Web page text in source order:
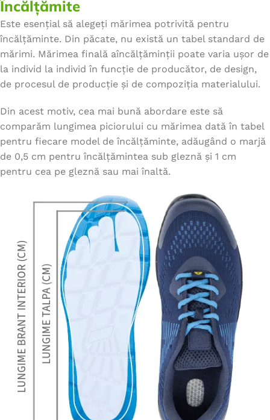
Încălțămite
Este esențial să alegeți mărimea potrivită pentru
încălțăminte. Din păcate, nu există un tabel standard de
mărimi. Mărimea finală aîncălțăminții poate varia ușor de
la individ la individ în funcție de producător, de design,
de procesul de producție și de compoziția materialului.
Din acest motiv, cea mai bună abordare este să
comparăm lungimea piciorului cu mărimea dată în tabel
pentru fiecare model de încălțăminte, adăugând o marjă
de 0,5 cm pentru încălțămintea sub gleznă și 1 cm
pentru cea pe gleznă sau mai înaltă.